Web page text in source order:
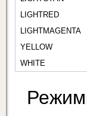
LIGHTRED
LIGHTMAGENTA
YELLOW
WHITE